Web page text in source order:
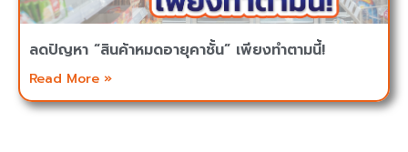
ลดปัญหา “สินค้าหมดอายุคาชั้น” เพียงทำตามนี้!
Read More »